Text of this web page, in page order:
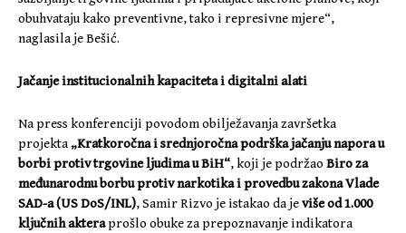
obuhvataju kako preventivne, tako i represivne mjere“,
naglasila je Bešić.
Jačanje institucionalnih kapaciteta i digitalni alati
Na press konferenciji povodom obilježavanja završetka
projekta„Kratkoročna i srednjoročna podrška jačanju napora u
borbi protiv trgovine ljudima u BiH“, koji je podržao Biro za
međunarodnu borbu protiv narkotika i provedbu zakona Vlade
SAD-a (US DoS/INL), Samir Rizvo je istakao da jeviše od 1.000
ključnih akteraprošlo obuke za prepoznavanje indikatora